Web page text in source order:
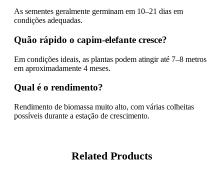
As sementes geralmente germinam em 10–21 dias em
condições adequadas.
Quão rápido o capim-elefante cresce?
Em condições ideais, as plantas podem atingir até 7–8 metros
em aproximadamente 4 meses.
Qual é o rendimento?
Rendimento de biomassa muito alto, com várias colheitas
possíveis durante a estação de crescimento.
Related Products